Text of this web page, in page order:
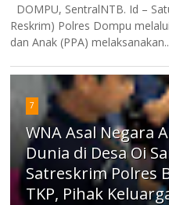
DOMPU, SentralNTB. Id –
Reskrim) Polres Dompu
dan Anak (PPA)
7
WNA Asal Negara
Dunia di Desa Oi
Satreskrim Polres
TKP, Pihak